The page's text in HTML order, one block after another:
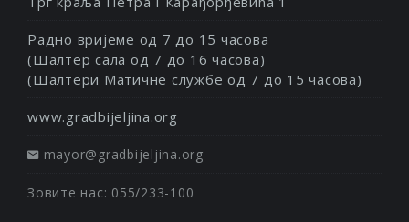
Радно вријеме од 7 до 15 часова
(Шалтер сала од 7 до 16 часова)
(Шалтери Матичне службе од 7 до 15 часова)
www.gradbijeljina.org
mayor@gradbijeljina.org
Зовите нас: 055/233-100